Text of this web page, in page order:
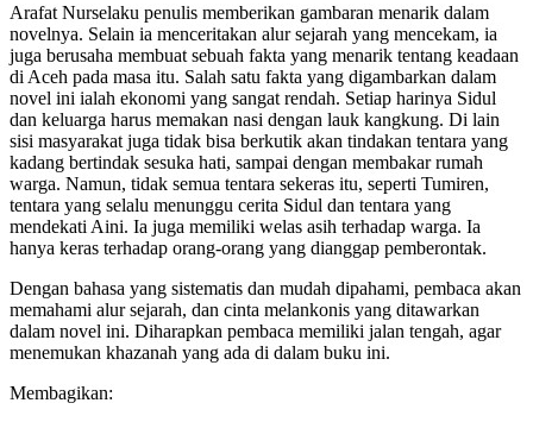
Arafat Nurselaku penulis memberikan gambaran menarik dalam
novelnya. Selain ia menceritakan alur sejarah yang mencekam, ia
juga berusaha membuat sebuah fakta yang menarik tentang keadaan
di Aceh pada masa itu. Salah satu fakta yang digambarkan dalam
novel ini ialah ekonomi yang sangat rendah. Setiap harinya Sidul
dan keluarga harus memakan nasi dengan lauk kangkung. Di lain
sisi masyarakat juga tidak bisa berkutik akan tindakan tentara yang
kadang bertindak sesuka hati, sampai dengan membakar rumah
warga. Namun, tidak semua tentara sekeras itu, seperti Tumiren,
tentara yang selalu menunggu cerita Sidul dan tentara yang
mendekati Aini. Ia juga memiliki welas asih terhadap warga. Ia
hanya keras terhadap orang-orang yang dianggap pemberontak.
Dengan bahasa yang sistematis dan mudah dipahami, pembaca akan
memahami alur sejarah, dan cinta melankonis yang ditawarkan
dalam novel ini. Diharapkan pembaca memiliki jalan tengah, agar
menemukan khazanah yang ada di dalam buku ini.
Membagikan: